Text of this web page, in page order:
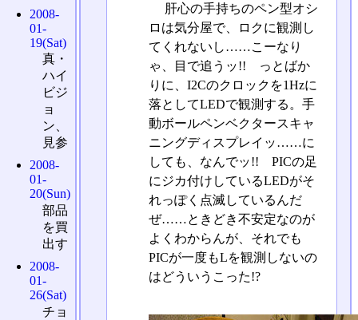
肝心の手持ちのペン型オシ
ロは気分屋で、ロクに観測し
てくれないし……こーなり
ゃ、目で追うッ!! っとばか
りに、I2Cのクロックを1Hzに
落としてLEDで観測する。手
動ボールペンベクタースキャ
ニングディスプレイッ……に
しても、なんでッ!! PICの足
にジカ付けしているLEDがそ
れっぽく点滅しているんだ
ぜ……ときどき不安定なのが
よくわからんが、それでも
PICが一度もLを観測しないの
はどういうこった!?
2008-
01-
19(Sat)
真・
ハイ
ビジ
ョ
ン、
見参
2008-
01-
20(Sun)
部品
を買
出す
2008-
01-
26(Sat)
チョ